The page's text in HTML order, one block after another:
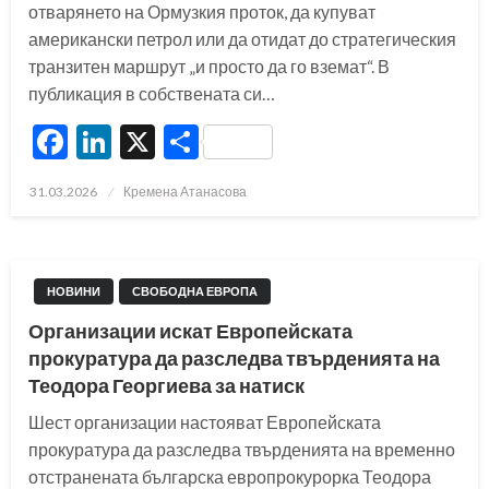
отварянето на Ормузкия проток, да купуват
американски петрол или да отидат до стратегическия
транзитен маршрут „и просто да го вземат“. В
публикация в собствената си…
Facebook
LinkedIn
X Share
Posted
31.03.2026 Кремена Атанасова
НОВИНИ СВОБОДНА ЕВРОПА
Организации искат Европейската
прокуратура да разследва твърденията на
Теодора Георгиева за натиск
Шест организации настояват Европейската
прокуратура да разследва твърденията на временно
отстранената българска европрокурорка Теодора